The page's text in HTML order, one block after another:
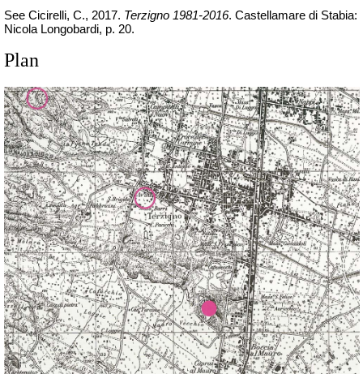
See Cicirelli, C., 2017. Terzigno 1981-2016. Castellamare di Stabia:
Nicola Longobardi, p. 20.
Plan